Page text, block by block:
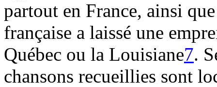
partout en France, ainsi
française a laissé une
Québec ou la Louisiane7.
chansons recueillies sont